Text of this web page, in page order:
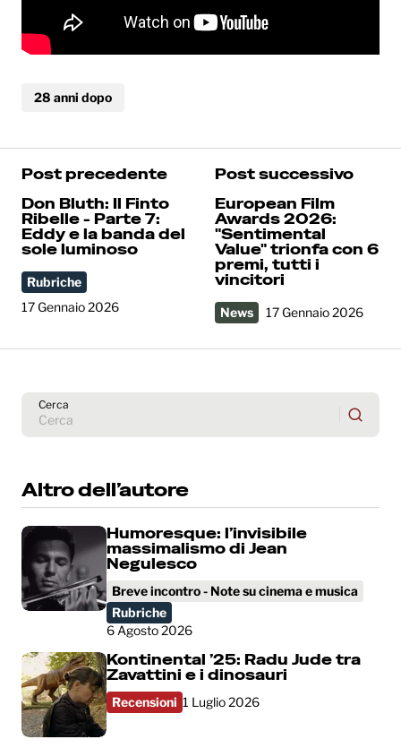
28 anni dopo
Post precedente
Don Bluth: Il Finto
Ribelle - Parte 7:
Eddy e la banda del
sole luminoso
Rubriche
17 Gennaio 2026
Post successivo
European Film
Awards 2026:
"Sentimental
Value" trionfa con 6
premi, tutti i
vincitori
News 17 Gennaio 2026
Cerca
Altro dell’autore
Humoresque: l’invisibile
massimalismo di Jean
Negulesco
Breve incontro - Note su cinema e musica
Rubriche
6 Agosto 2026
Kontinental ’25: Radu Jude tra
Zavattini e i dinosauri
Recensioni 1 Luglio 2026